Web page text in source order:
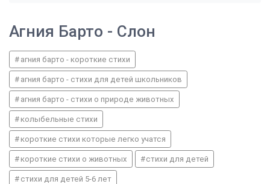
Агния Барто - Слон
агния барто - короткие стихи
агния барто - стихи для детей школьников
агния барто - стихи о природе животных
колыбельные стихи
короткие стихи которые легко учатся
короткие стихи о животных стихи для детей
стихи для детей 5-6 лет